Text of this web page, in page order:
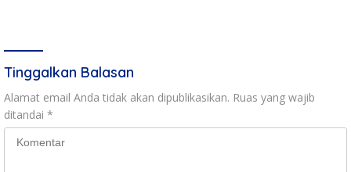
Tinggalkan Balasan
Alamat email Anda tidak akan dipublikasikan. Ruas yang wajib
ditandai *